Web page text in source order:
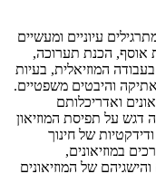
עיוניים ומעשיים
אוסף, הכנת תערוכה,
המוזיאלית, בעיות
אתיקה והיבטים משפטיים.
ואדריכלותם
דגש על תפיסת המוזיאון
של חינוך
במוזיאונים,
של המוזיאונים